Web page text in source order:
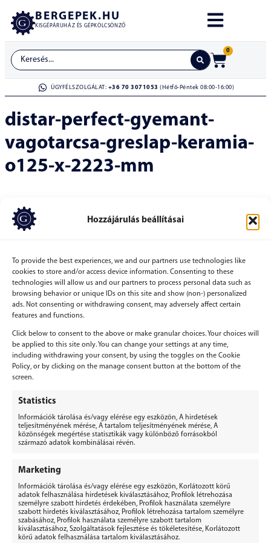
Hozzájárulás beállításai
To provide the best experiences, we and our partners use technologies like
cookies to store and/or access device information. Consenting to these
technologies will allow us and our partners to process personal data such as
browsing behavior or unique IDs on this site and show (non-) personalized
ads. Not consenting or withdrawing consent, may adversely affect certain
features and functions.
Click below to consent to the above or make granular choices. Your choices will
be applied to this site only. You can change your settings at any time,
including withdrawing your consent, by using the toggles on the Cookie
Policy, or by clicking on the manage consent button at the bottom of the
screen.
Statistics
Információk tárolása és/vagy elérése egy eszközön, A hirdetések
teljesítményének mérése, A tartalom teljesítményének mérése, A
közönségek megértése statisztikák vagy különböző forrásokból
származó adatok kombinálásai révén.
Marketing
Információk tárolása és/vagy elérése egy eszközön, Korlátozott körű
adatok felhasználása hirdetések kiválasztásához, Profilok létrehozása
személyre szabott hirdetés érdekében, Profilok használata személyre
szabott hirdetés kiválasztásához, Profilok létrehozása tartalom személyre
szabásához, Profilok használata személyre szabott tartalom
kiválasztásához, Szolgáltatások fejlesztése és tökéletesítése, Korlátozott
körű adatok felhasználása tartalom kiválasztásához.
BERGEPEK.HU
KISGÉPÁRUHÁZ ÉS GÉPKÖLCSÖNZŐ
0
ÜGYFÉLSZOLGÁLAT: +36 70 3071053 (Hétfő-Péntek 08:00-16:00)
distar-perfect-gyemant-
vagotarcsa-greslap-keramia-
o125-x-2223-mm
Vélemény, hozzászólás?
Hozzászólás küldéséhezbe kell jelentkezni.
BERGEPEK.HU
KISGÉPÁRUHÁZ ÉS GÉPKÖLCSÖNZŐ
Bérgépek Gépáruház Kereskedelmi Kft.